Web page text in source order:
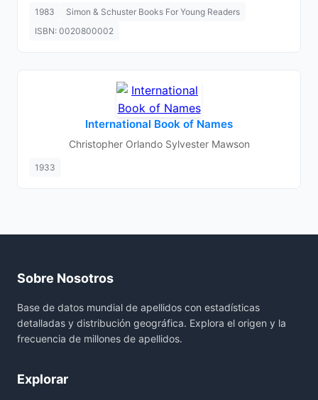
1983
Simon & Schuster Books For Young Readers
ISBN: 0020800002
International Book of Names
Christopher Orlando Sylvester Mawson
1933
Sobre Nosotros
Base de datos mundial de apellidos con estadísticas
detalladas y distribución geográfica. Explora el origen y la
frecuencia de millones de apellidos.
Explorar